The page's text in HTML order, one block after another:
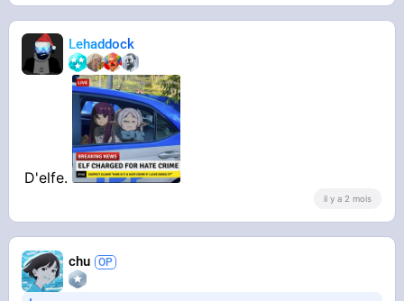
Lehaddock
D'elfe.
il y a 2 mois
chu